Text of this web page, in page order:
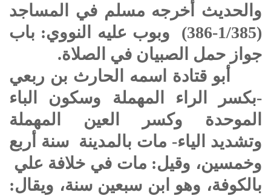
والحديث أخرجه مسلم في المساجد
(1/385-386) وبوب عليه النووي: باب
جواز حمل الصبيان في الصلاة.
أبو قتادة اسمه الحارث بن ربعي
-بكسر الراء المهملة وسكون الباء
الموحدة وكسر العين المهملة
وتشديد الياء- مات بالمدينة سنة أربع
وخمسين، وقيل: مات في خلافة علي
بالكوفة، وهو ابن سبعين سنة، ويقال: